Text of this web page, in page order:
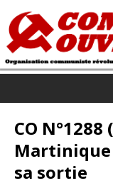
CO
Martinique
sa sortie